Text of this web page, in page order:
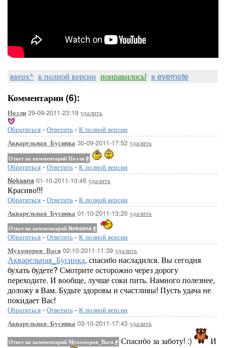
вверх^ к полной версии понравилось! в evernote
Комментарии (6):
Ноэли 29-09-2011-23:19 удалить
Обратиться - Ответить - К полной версии
Акварельная_Бусинка 30-09-2011-17:52 удалить
Ответ на комментарий Ноэли #
Обратиться - Ответить - К полной версии
Noksana 01-10-2011-10:45 удалить
Красиво!!!
Обратиться - Ответить - К полной версии
Акварельная_Бусинка 01-10-2011-13:20 удалить
Ответ на комментарий Noksana #
Обратиться - Ответить - К полной версии
Мухоморов_Вася 02-10-2011-11:39 удалить
Акварельная_Бусинка, спасибо насладился. Вы сегодня
бухать будете? Смотрите осторожно через дорогу
переходите. И вообще, лучше соки пить. Намного полезнее,
доложу я Вам. Будьте здоровы и счастливы! Пусть удача не
покидает Вас!
Обратиться - Ответить - К полной версии
Акварельная_Бусинка 03-10-2011-17:43 удалить
Ответ на комментарий Мухоморов_Вася # Спасибо за заботу! :) И